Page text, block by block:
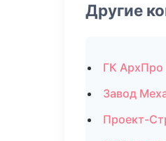
Другие
ГК АрхПро
Завод
Проект-